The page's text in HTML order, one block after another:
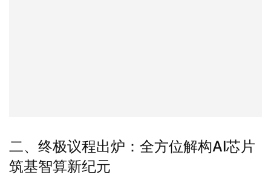
二、终极议程出炉：全方位解构AI芯片
筑基智算新纪元